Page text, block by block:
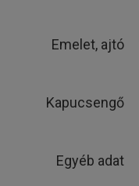
Emelet, ajtó
Kapucsengő
Egyéb adat